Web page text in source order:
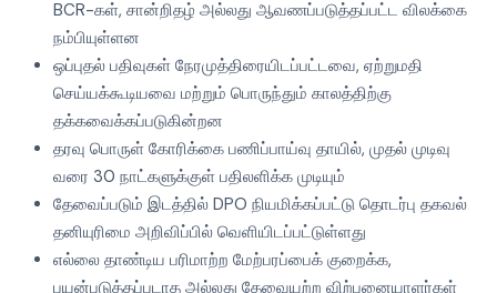
BCR-கள், சான்றிதழ் அல்லது ஆவணப்படுத்தப்பட்ட விலக்கை
நம்பியுள்ளன
ஒப்புதல் பதிவுகள் நேரமுத்திரையிடப்பட்டவை, ஏற்றுமதி
செய்யக்கூடியவை மற்றும் பொருந்தும் காலத்திற்கு
தக்கவைக்கப்படுகின்றன
தரவு பொருள் கோரிக்கை பணிப்பாய்வு தாயில், முதல் முடிவு
வரை 30 நாட்களுக்குள் பதிலளிக்க முடியும்
தேவைப்படும் இடத்தில் DPO நியமிக்கப்பட்டு தொடர்பு தகவல்
தனியுரிமை அறிவிப்பில் வெளியிடப்பட்டுள்ளது
எல்லை தாண்டிய பரிமாற்ற மேற்பரப்பைக் குறைக்க,
பயன்படுத்தப்படாத அல்லது தேவையற்ற விற்பனையாளர்கள்